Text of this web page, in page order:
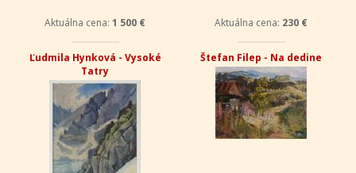
Aktuálna cena: 1 500 € Aktuálna cena: 230 €
Ľudmila Hynková - Vysoké
Tatry
Štefan Filep - Na dedine